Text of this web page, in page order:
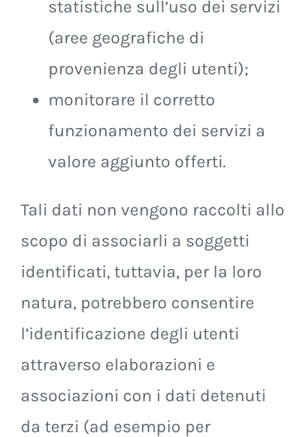
statistiche sull’uso dei servizi
(aree geografiche di
provenienza degli utenti);
monitorare il corretto
funzionamento dei servizi a
valore aggiunto offerti.
Tali dati non vengono raccolti allo
scopo di associarli a soggetti
identificati, tuttavia, per la loro
natura, potrebbero consentire
l’identificazione degli utenti
attraverso elaborazioni e
associazioni con i dati detenuti
da terzi (ad esempio per